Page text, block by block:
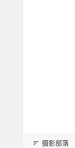
摄影部落